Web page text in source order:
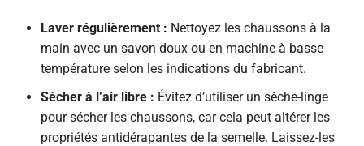
Laver régulièrement : Nettoyez les chaussons à la
main avec un savon doux ou en machine à basse
température selon les indications du fabricant.
Sécher à l’air libre : Évitez d’utiliser un sèche-linge
pour sécher les chaussons, car cela peut altérer les
propriétés antidérapantes de la semelle. Laissez-les